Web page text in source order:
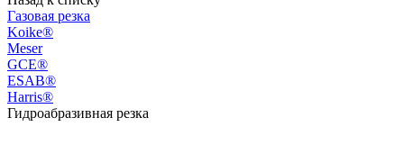
Газовая резка
Koike®
Meser
GCE®
ESAB®
Harris®
Гидроабразивная резка